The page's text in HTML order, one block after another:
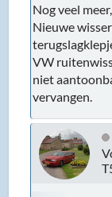
Nog veel
Nieuwe
VW
niet
vervangen.